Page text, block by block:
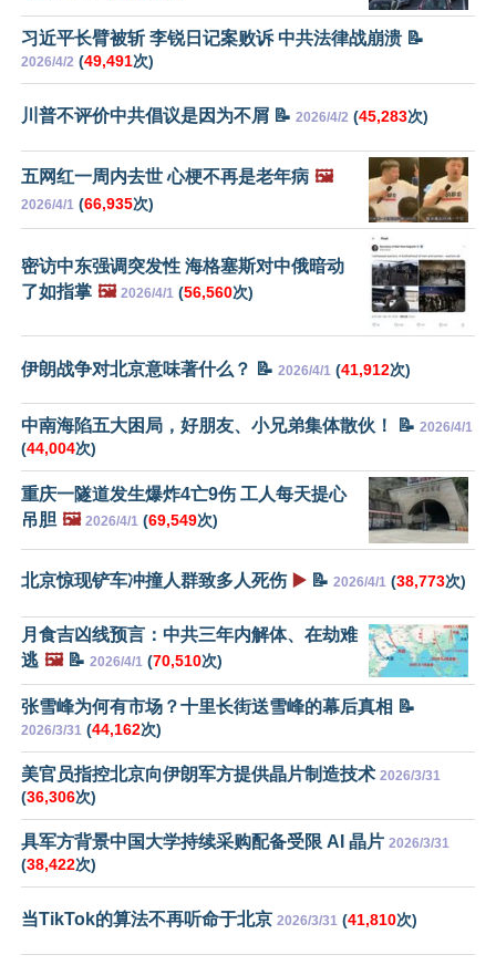
习近平长臂被斩 李锐日记案败诉 中共法律战崩溃 📝
2026/4/2 (49,491次)
川普不评价中共倡议是因为不屑 📝 2026/4/2 (45,283次)
五网红一周内去世 心梗不再是老年病 🖼️
2026/4/1 (66,935次)
密访中东强调突发性 海格塞斯对中俄暗动
了如指掌 🖼️ 2026/4/1 (56,560次)
伊朗战争对北京意味著什么？ 📝 2026/4/1 (41,912次)
中南海陷五大困局，好朋友、小兄弟集体散伙！ 📝 2026/4/1
(44,004次)
重庆一隧道发生爆炸4亡9伤 工人每天提心
吊胆 🖼️ 2026/4/1 (69,549次)
北京惊现铲车冲撞人群致多人死伤 ▶️ 📝 2026/4/1 (38,773次)
月食吉凶线预言：中共三年内解体、在劫难
逃 🖼️📝 2026/4/1 (70,510次)
张雪峰为何有市场？十里长街送雪峰的幕后真相 📝
2026/3/31 (44,162次)
美官员指控北京向伊朗军方提供晶片制造技术 2026/3/31
(36,306次)
具军方背景中国大学持续采购配备受限 AI 晶片 2026/3/31
(38,422次)
当TikTok的算法不再听命于北京 2026/3/31 (41,810次)